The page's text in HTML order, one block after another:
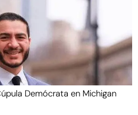
Demócrata en Michigan